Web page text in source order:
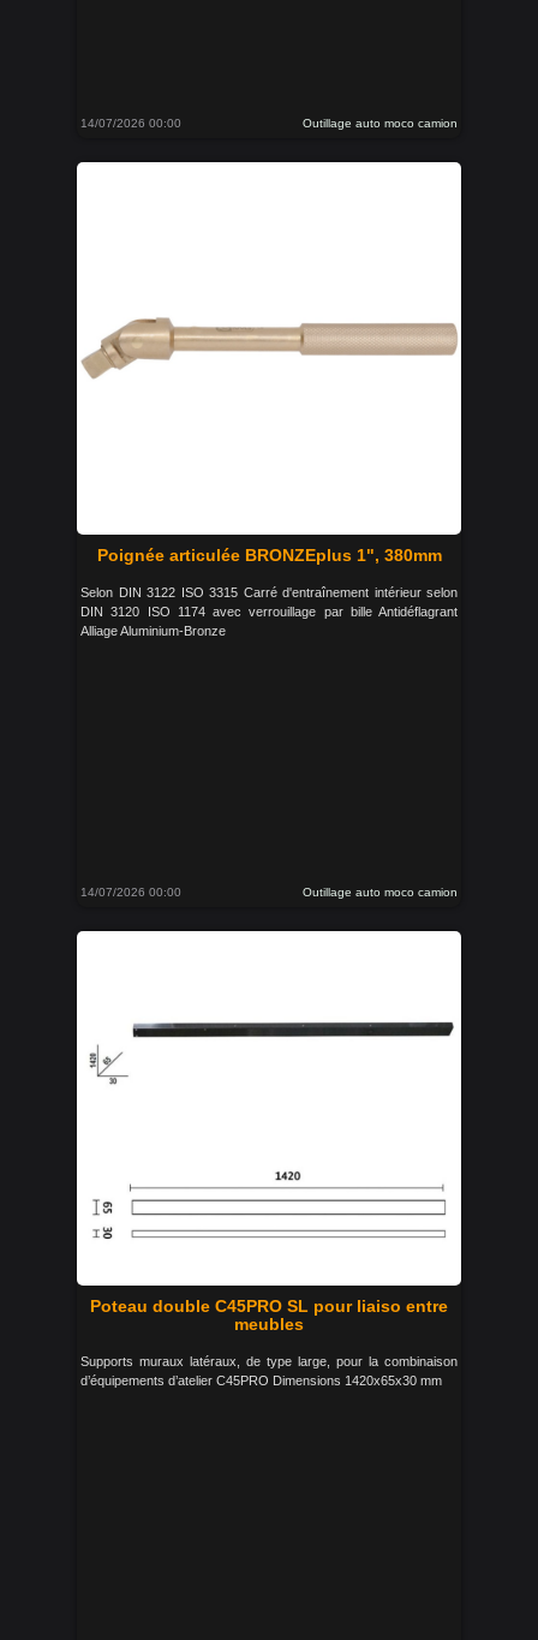
14/07/2026 00:00 Outillage auto moco camion
Poignée articulée BRONZEplus 1", 380mm
Selon DIN 3122 ISO 3315 Carré d'entraînement intérieur selon
DIN 3120 ISO 1174 avec verrouillage par bille Antidéflagrant
Alliage Aluminium-Bronze
14/07/2026 00:00 Outillage auto moco camion
Poteau double C45PRO SL pour liaiso entre
meubles
Supports muraux latéraux, de type large, pour la combinaison
d’équipements d’atelier C45PRO Dimensions 1420x65x30 mm